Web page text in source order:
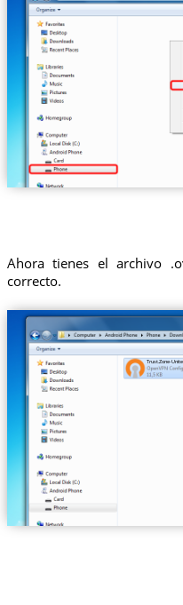
Ahora tienes el archivo
correcto.
Trust.Zone-